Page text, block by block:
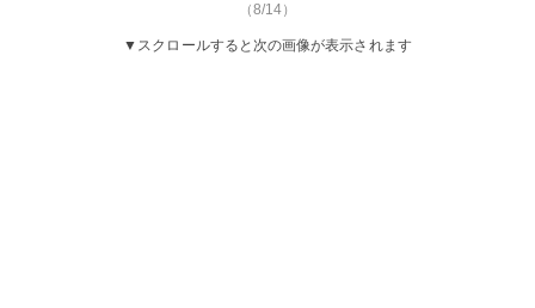
（8/14）
▼スクロールすると次の画像が表示されます